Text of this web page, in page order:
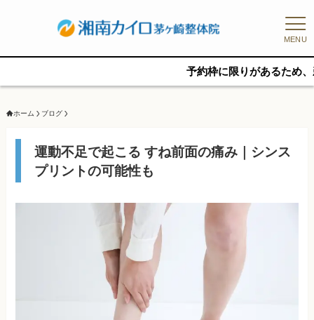
MENU
予約枠に限りがあるため、新規の予約を
ホーム ブログ
運動不足で起こる すね前面の痛み｜シンス
プリントの可能性も